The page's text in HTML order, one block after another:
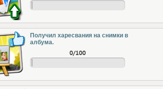
Получил харесвания на снимки в
албума.
0/100